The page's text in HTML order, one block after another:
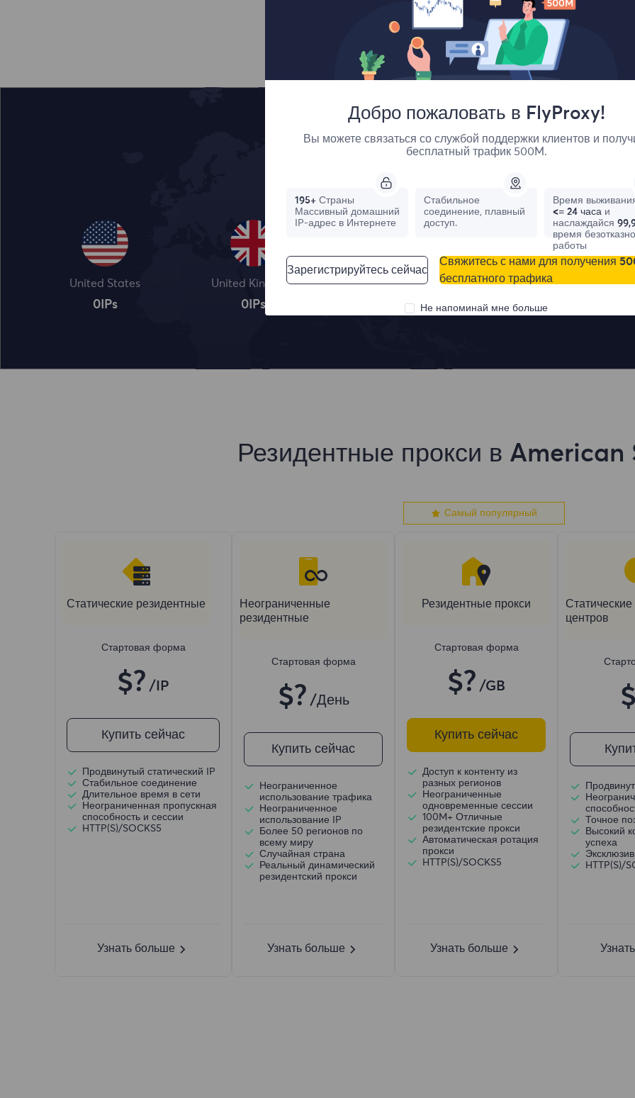
Лучшие места
United States
0IPs
United Kingdom
0 IPs
France
IPs
Canada
0IPs
Резидентные прокси в American
Самый популярный
Статические резидентные
Стартовая форма
$? /IP
Купить сейчас
Продвинутый статический IP
Стабильное соединение
Длительное время в сети
Неограниченная пропускная
способность и сессии
HTTP(S)/SOCKS5
Узнать больше
Неограниченные
резидентные
Стартовая форма
$? /День
Купить сейчас
Неограниченное
использование трафика
Неограниченное
использование IP
Более 50 регионов по
всему миру
Случайная страна
Реальный динамический
резидентский прокси
Узнать больше
Резидентные прокси
Стартовая форма
$? /GB
Купить сейчас
Доступ к контенту из
разных регионов
Неограниченные
одновременные сессии
100M+ Отличные
резидентские прокси
Автоматическая ротация
прокси
HTTP(S)/SOCKS5
Узнать больше
центров
Точное
Высокий
успеха
HTTP(S)/
Добро пожаловать в FlyProxy!
Вы можете связаться со службой поддержки клиентов и
бесплатный трафик 500M.
195+ Страны
Массивный домашний
IP-адрес в Интернете
Стабильное
соединение, плавный
доступ.
Время
<= 24 часа и
наслаждайся
время
работы
Зарегистрируйтесь сейчас
Свяжитесь с нами для получения
бесплатного трафика
Не напоминай мне больше